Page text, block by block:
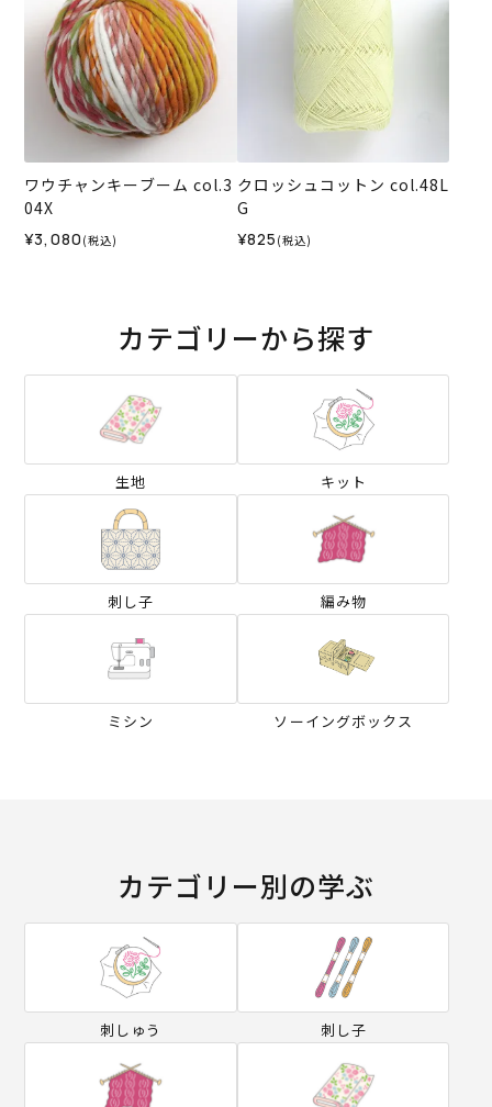
ワウチャンキーブーム col.3
04X
¥3,080 (税込)
クロッシュコットン col.48L
G
¥825 (税込)
カテゴリーから探す
生地 キット
刺し子 編み物
ミシン ソーイングボックス
カテゴリー別の学ぶ
刺しゅう 刺し子